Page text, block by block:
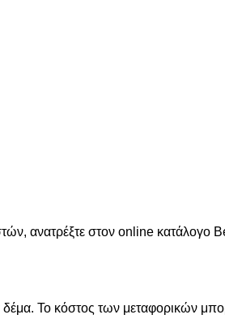
ανατρέξτε στoν online κατάλογο
Το κόστος των μεταφορικών